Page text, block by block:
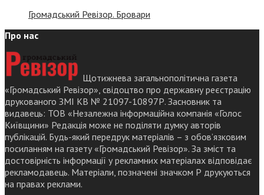
Громадський Ревізор. Бровари
Про нас
Щотижнева загальнополітична газета
«Громадський Ревізор», свідоцтво про державну реєстрацію
друкованого ЗМІ КВ № 21097-10897Р. Засновник та
видавець: ТОВ «Незалежна інформаційна компанія «Голос
Київщини» Редакція може не поділяти думку авторів
публікацій. Будь-який передрук матеріалів – з обов’язковим
посиланням на газету «Громадський Ревізор». За зміст та
достовірність інформації у рекламних матеріалах відповідає
рекламодавець. Матеріали, позначені значком Р друкуються
на правах реклами.